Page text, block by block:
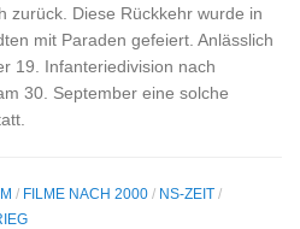
zurück. Diese Rückkehr wurde in
mit Paraden gefeiert. Anlässlich
19. Infanteriedivision nach
30. September eine solche
/ FILME NACH 2000 / NS-ZEIT /